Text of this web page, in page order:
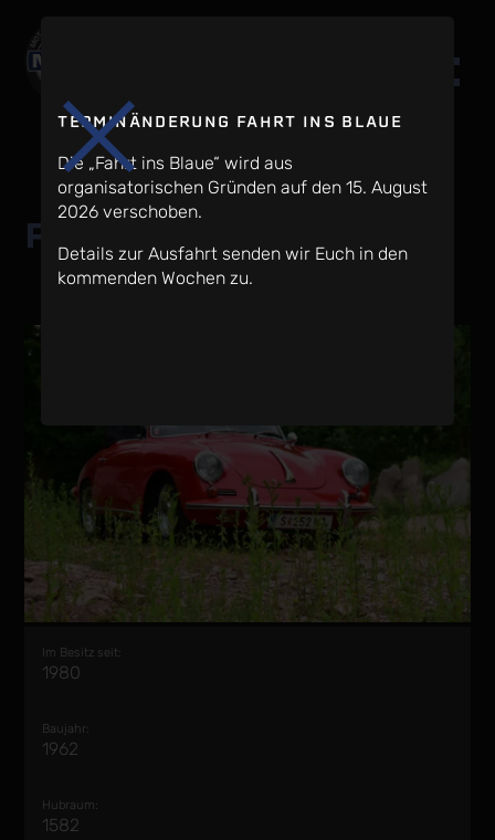
Porsche 356 B Cabrio
Im Besitz seit:
1980
Baujahr:
1962
Hubraum:
1582
TERMINÄNDERUNG FAHRT INS BLAUE
Die „Fahrt ins Blaue“ wird aus
organisatorischen Gründen auf den 15. August
2026 verschoben.
Details zur Ausfahrt senden wir Euch in den
kommenden Wochen zu.